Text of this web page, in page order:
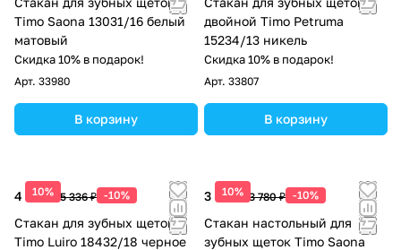
Timo Saona 13031/16 белый
матовый
Скидка 10% в подарок!
Арт. 33980
В корзину
двойной Timo Petruma
15234/13 никель
Скидка 10% в подарок!
Арт. 33807
В корзину
10%
4 802 ₽ 5 336 ₽ -10%
Стакан для зубных щеток
Timo Luiro 18432/18 черное
10%
3 402 ₽ 3 780 ₽ -10%
Стакан настольный для
зубных щеток Timo Saona